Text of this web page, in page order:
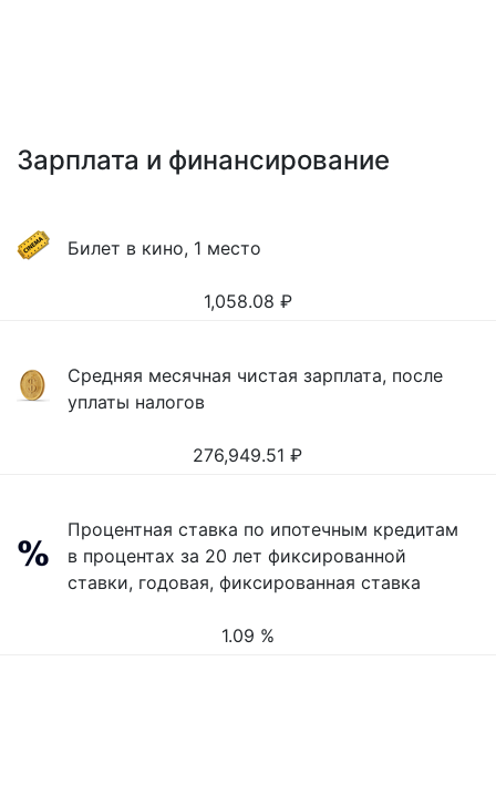
Зарплата и финансирование
Билет в кино, 1 место
1,058.08 ₽
Средняя месячная чистая зарплата, после
уплаты налогов
276,949.51 ₽
Процентная ставка по ипотечным кредитам
в процентах за 20 лет фиксированной
ставки, годовая, фиксированная ставка
1.09 %